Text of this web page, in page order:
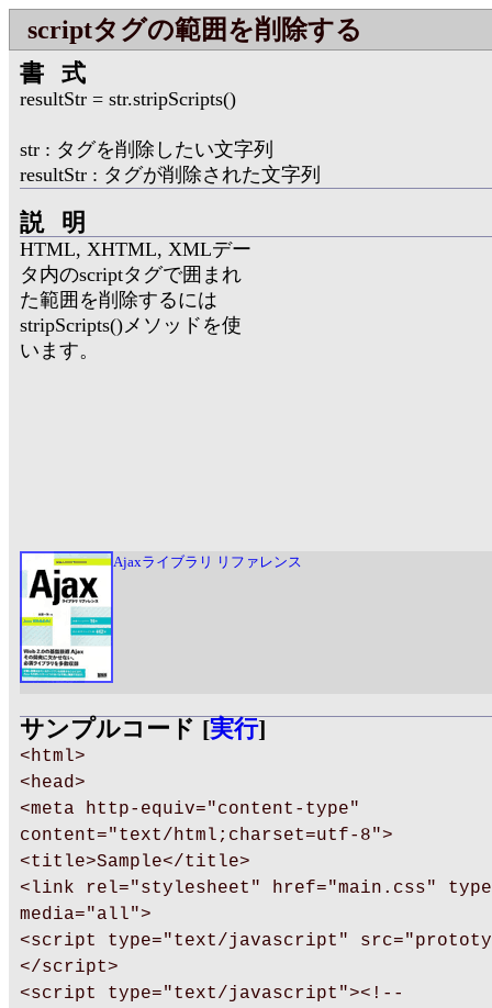
scriptタグの範囲を削除する
書式
resultStr = str.stripScripts()
str : タグを削除したい文字列
resultStr : タグが削除された文字列
説明
HTML, XHTML, XMLデー
タ内のscriptタグで囲まれ
た範囲を削除するには
stripScripts()メソッドを使
います。
Ajaxライブラリ リファレンス
サンプルコード [実行]
<html>
<head>
<meta http-equiv="content-type"
content="text/html;charset=utf-8">
<title>Sample</title>
<link rel="stylesheet" href="main.css"
media="all">
<script type="text/javascript"
</script>
<script type="text/javascript"><!--